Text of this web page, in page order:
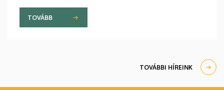
évfolyamokon és az előkészítő kurzusokon több
mint 2300 fiatal kezdi meg tanulmányait
szeptemberben, egy részük a Stipendium
TOVÁBB
TOVÁBBI HÍREINK